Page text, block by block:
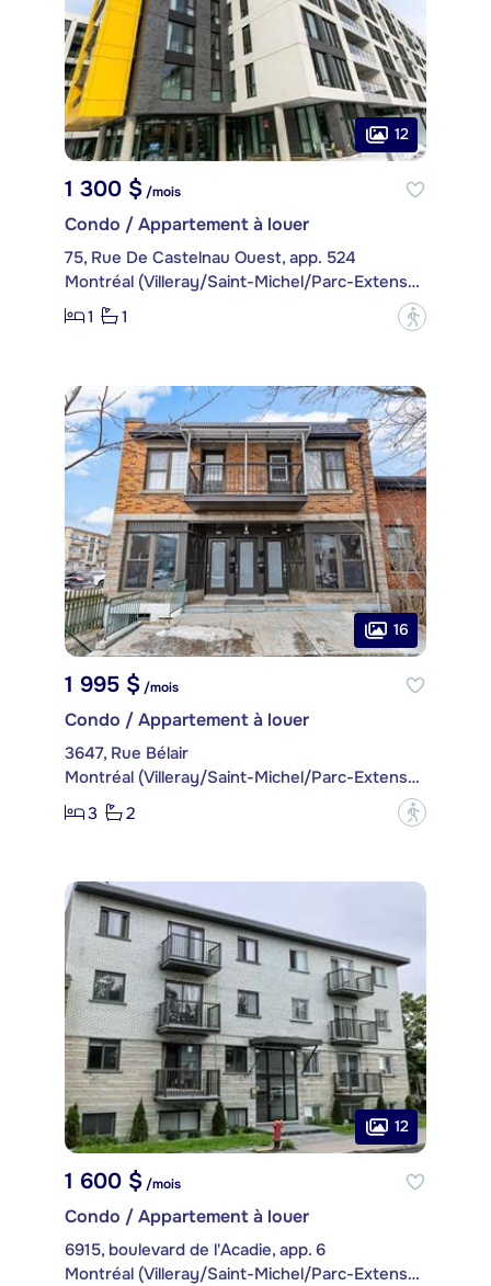
12
1 300 $ /mois
Condo / Appartement à louer
75, Rue De Castelnau Ouest, app. 524
Montréal (Villeray/Saint-Michel/Parc-Extension)
1
1 ?
16
1 995 $/mois
Condo / Appartement à louer
3647, Rue Bélair
Montréal (Villeray/Saint-Michel/Parc-Extension)
3
2 ?
12
1 600 $ /mois
Condo / Appartement à louer
6915, boulevard de l'Acadie, app. 6
Montréal (Villeray/Saint-Michel/Parc-Extension)